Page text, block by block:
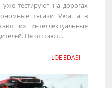
тестируют на дорогах
тягачи Vera, а в
их интеллектуальные
Не отстают...
LOE EDASI